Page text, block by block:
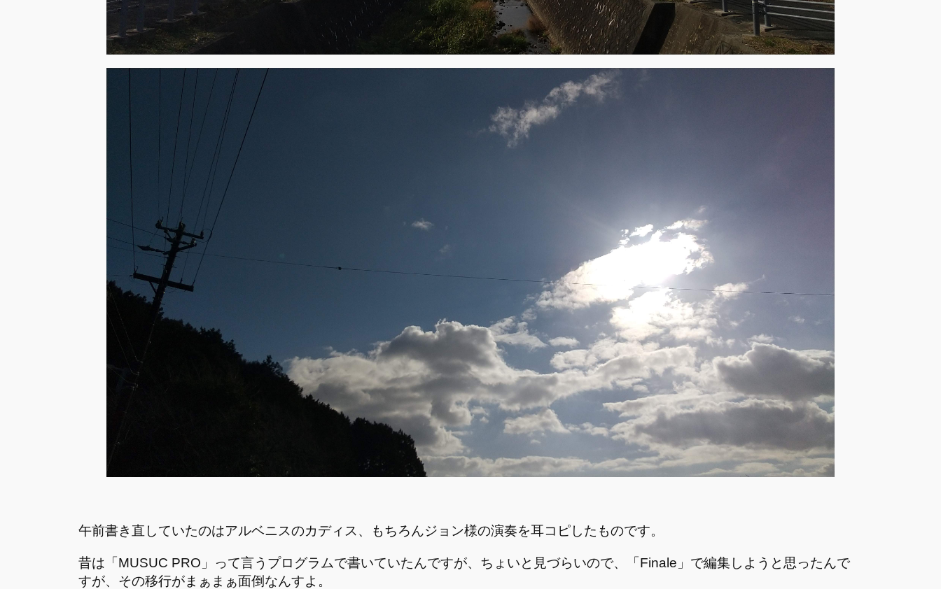
午前書き直していたのはアルベニスのカディス、もちろんジョン様の演奏を耳コピしたものです。
昔は「MUSUC PRO」って言うプログラムで書いていたんですが、ちょいと見づらいので、「Finale」で編集しようと思ったんで
すが、その移行がまぁまぁ面倒なんすよ。